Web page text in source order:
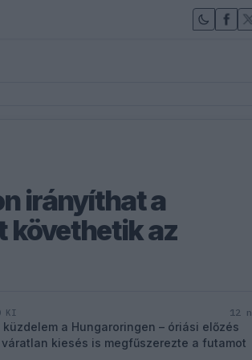
irányíthat a
követhetik az
KI 12 n
küzdelem a Hungaroringen – óriási előzés
kiesés is megfűszerezte a futamot